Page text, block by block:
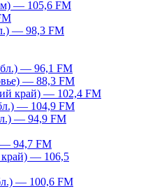
— 105,6 FM
— 98,3 FM
— 96,1 FM
— 88,3 FM
край) — 102,4 FM
— 104,9 FM
— 94,9 FM
— 94,7 FM
край) — 106,5
— 100,6 FM